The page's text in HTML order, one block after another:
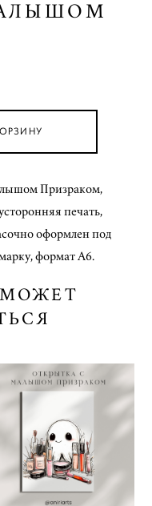
Призраком,
печать,
оформлен под
формат А6.